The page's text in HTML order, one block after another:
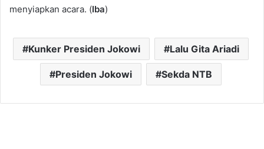
menyiapkan acara. (Iba)
Kunker Presiden Jokowi Lalu Gita Ariadi
Presiden Jokowi Sekda NTB